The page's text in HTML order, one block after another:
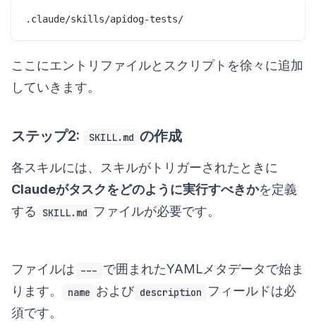
.claude/skills/apidog-tests/
ここにエントリファイルとスクリプトを徐々に追加
していきます。
ステップ2: SKILL.md の作成
各スキルには、スキルがトリガーされたときに
Claudeがタスクをどのように実行すべきかを定義
する
SKILL.md ファイルが必要です。
ファイルは --- で囲まれたYAMLメタデータで始ま
ります。
name および description
フィールドは必
須です。